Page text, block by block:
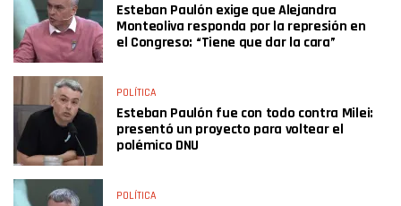
Esteban Paulón exige que Alejandra
Monteoliva responda por la represión en
el Congreso: “Tiene que dar la cara”
POLÍTICA
Esteban Paulón fue con todo contra Milei:
presentó un proyecto para voltear el
polémico DNU
POLÍTICA